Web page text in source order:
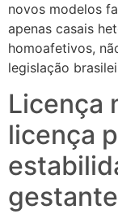
novos modelos
apenas casais
homoafetivos,
legislação
Licença
licença